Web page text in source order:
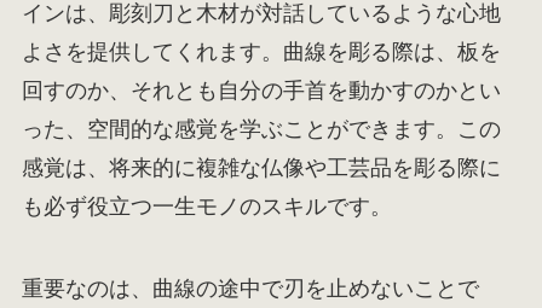
インは、彫刻刀と木材が対話しているような心地
よさを提供してくれます。曲線を彫る際は、板を
回すのか、それとも自分の手首を動かすのかとい
った、空間的な感覚を学ぶことができます。この
感覚は、将来的に複雑な仏像や工芸品を彫る際に
も必ず役立つ一生モノのスキルです。
重要なのは、曲線の途中で刃を止めないことで